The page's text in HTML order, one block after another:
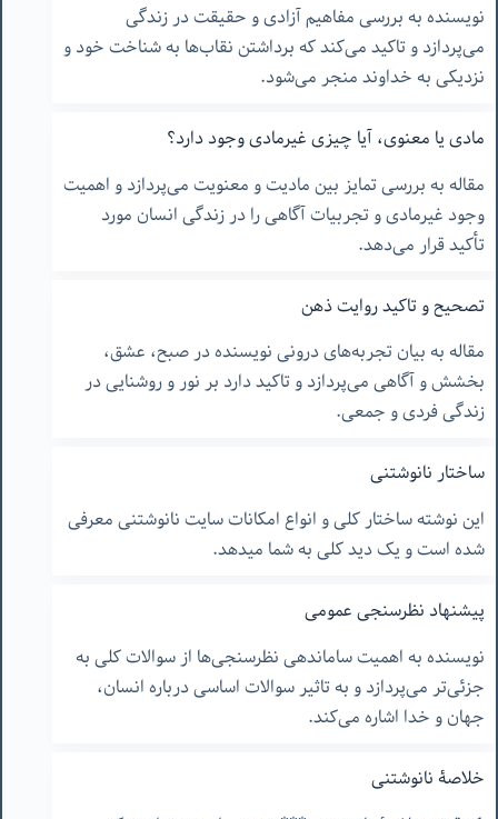
نویسنده به بررسی مفاهیم آزادی و حقیقت در زندگی
می‌پردازد و تاکید می‌کند که برداشتن نقاب‌ها به شناخت خود و
نزدیکی به خداوند منجر می‌شود.
مادی یا معنوی، آیا چیزی غیرمادی وجود دارد؟
مقاله به بررسی تمایز بین مادیت و معنویت می‌پردازد و اهمیت
وجود غیرمادی و تجربیات آگاهی را در زندگی انسان مورد
تأکید قرار می‌دهد.
تصحیح و تاکید روایت ذهن
مقاله به بیان تجربه‌های درونی نویسنده در صبح، عشق،
بخشش و آگاهی می‌پردازد و تاکید دارد بر نور و روشنایی در
زندگی فردی و جمعی.
ساختار نانوشتنی
این نوشته ساختار کلی و انواع امکانات سایت نانوشتنی معرفی
شده است و یک دید کلی به شما میدهد.
پیشنهاد نظرسنجی عمومی
نویسنده به اهمیت ساماندهی نظرسنجی‌ها از سوالات کلی به
جزئی‌تر می‌پردازد و به تاثیر سوالات اساسی درباره انسان،
جهان و خدا اشاره می‌کند.
خلاصۀ نانوشتنی